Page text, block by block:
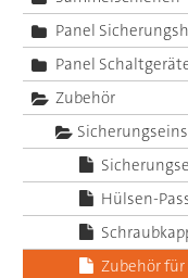
Panel
Panel
Zubehör
Hülsen-
Zubehör